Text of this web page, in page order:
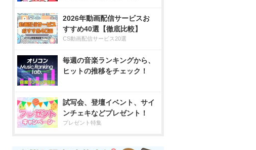
2026年動画配信サービスお
すすめ40選【徹底比較】
CS動画配信サービス20選
毎週の音楽ランキングから、
ヒットの推移をチェック！
試写会、登壇イベント、サイ
ンチェキなどプレゼント！
プレゼント特集